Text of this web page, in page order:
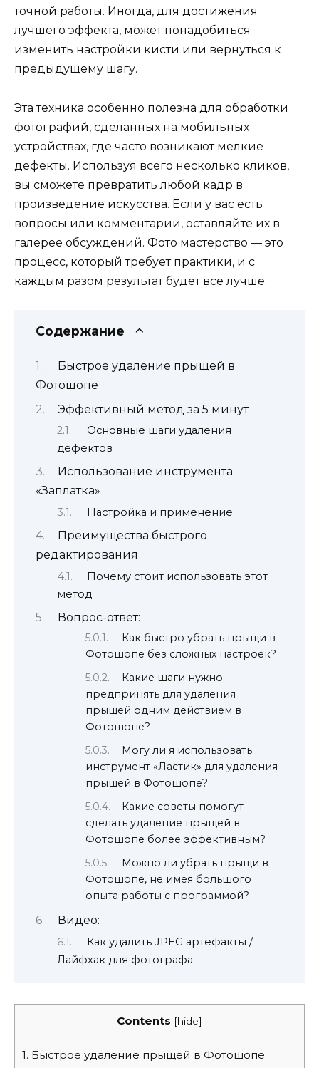
точной работы. Иногда, для достижения
лучшего эффекта, может понадобиться
изменить настройки кисти или вернуться к
предыдущему шагу.
Эта техника особенно полезна для обработки
фотографий, сделанных на мобильных
устройствах, где часто возникают мелкие
дефекты. Используя всего несколько кликов,
вы сможете превратить любой кадр в
произведение искусства. Если у вас есть
вопросы или комментарии, оставляйте их в
галерее обсуждений. Фото мастерство — это
процесс, который требует практики, и с
каждым разом результат будет все лучше.
Содержание
Быстрое удаление прыщей в
Фотошопе
Эффективный метод за 5 минут
Основные шаги удаления
дефектов
Использование инструмента
«Заплатка»
Настройка и применение
Преимущества быстрого
редактирования
Почему стоит использовать этот
метод
Вопрос-ответ:
Как быстро убрать прыщи в
Фотошопе без сложных настроек?
Какие шаги нужно
предпринять для удаления
прыщей одним действием в
Фотошопе?
Могу ли я использовать
инструмент «Ластик» для удаления
прыщей в Фотошопе?
Какие советы помогут
сделать удаление прыщей в
Фотошопе более эффективным?
Можно ли убрать прыщи в
Фотошопе, не имея большого
опыта работы с программой?
Видео:
Как удалить JPEG артефакты /
Лайфхак для фотографа
Contents [hide]
1. Быстрое удаление прыщей в Фотошопе